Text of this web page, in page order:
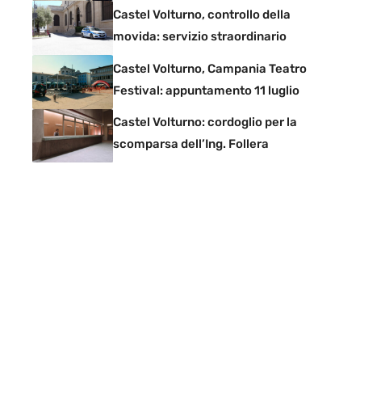
Castel Volturno, controllo della
movida: servizio straordinario
Castel Volturno, Campania Teatro
Festival: appuntamento 11 luglio
Castel Volturno: cordoglio per la
scomparsa dell’Ing. Follera